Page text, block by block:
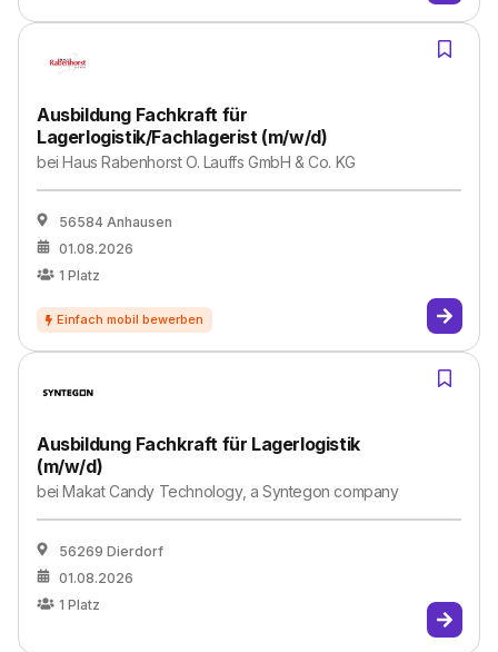
Ausbildung Fachkraft für
Lagerlogistik/Fachlagerist (m/w/d)
beiHaus Rabenhorst O. Lauffs GmbH & Co. KG
56584 Anhausen
01.08.2026
1 Platz
Ausbildung Fachkraft für Lagerlogistik
(m/w/d)
beiMakat Candy Technology, a Syntegon company
56269 Dierdorf
01.08.2026
1 Platz